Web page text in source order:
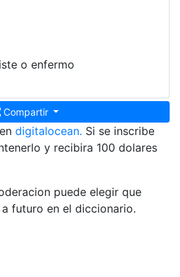
o enfermo
Compartir
digitalocean. Si se inscribe
y recibira 100 dolares
puede elegir que
futuro en el diccionario.